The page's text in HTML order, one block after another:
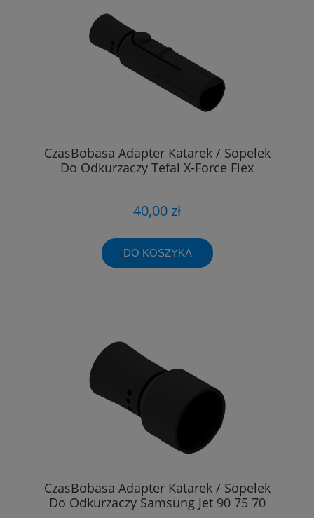
CzasBobasa Adapter Katarek / Sopelek
Do Odkurzaczy Tefal X-Force Flex
40,00 zł
DO KOSZYKA
CzasBobasa Adapter Katarek / Sopelek
Do Odkurzaczy Samsung Jet 90 75 70